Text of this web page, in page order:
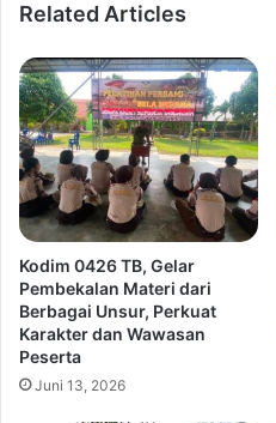
Related Articles
Kodim 0426 TB, Gelar
Pembekalan Materi dari
Berbagai Unsur, Perkuat
Karakter dan Wawasan
Peserta
Juni 13, 2026